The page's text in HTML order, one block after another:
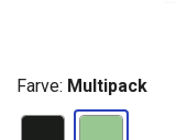
Farve: Multipack